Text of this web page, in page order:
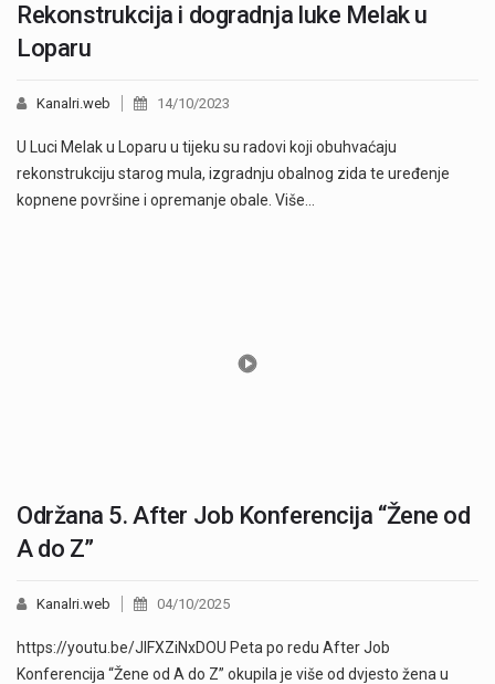
Rekonstrukcija i dogradnja luke Melak u
Loparu
Kanalri.web 14/10/2023
U Luci Melak u Loparu u tijeku su radovi koji obuhvaćaju
rekonstrukciju starog mula, izgradnju obalnog zida te uređenje
kopnene površine i opremanje obale. Više…
Održana 5. After Job Konferencija “Žene od
A do Z”
Kanalri.web 04/10/2025
https://youtu.be/JIFXZiNxDOU Peta po redu After Job
Konferencija “Žene od A do Z” okupila je više od dvjesto žena u